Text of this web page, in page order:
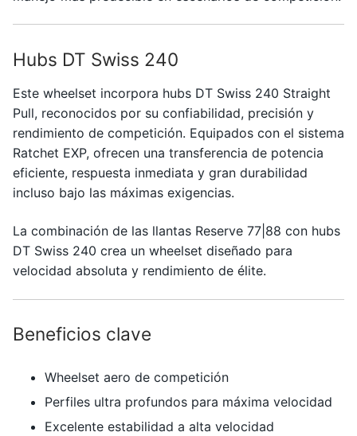
Hubs DT Swiss 240
Este wheelset incorpora hubs DT Swiss 240 Straight
Pull, reconocidos por su confiabilidad, precisión y
rendimiento de competición. Equipados con el sistema
Ratchet EXP, ofrecen una transferencia de potencia
eficiente, respuesta inmediata y gran durabilidad
incluso bajo las máximas exigencias.
La combinación de las llantas Reserve 77|88 con hubs
DT Swiss 240 crea un wheelset diseñado para
velocidad absoluta y rendimiento de élite.
Beneficios clave
Wheelset aero de competición
Perfiles ultra profundos para máxima velocidad
Excelente estabilidad a alta velocidad